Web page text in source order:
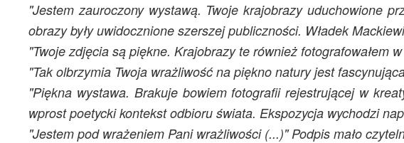
"Jestem zauroczony wystawą. Twoje krajobrazy uduchowione
obrazy były uwidocznione szerszej publiczności. Władek
"Twoje zdjęcia są piękne. Krajobrazy te również fotografowałem
"Tak olbrzymia Twoja wrażliwość na piękno natury jest
"Piękna wystawa. Brakuje bowiem fotografii rejestrującej w
wprost poetycki kontekst odbioru świata. Ekspozycja wychodzi
"Jestem pod wrażeniem Pani wrażliwości (...)" Podpis mało